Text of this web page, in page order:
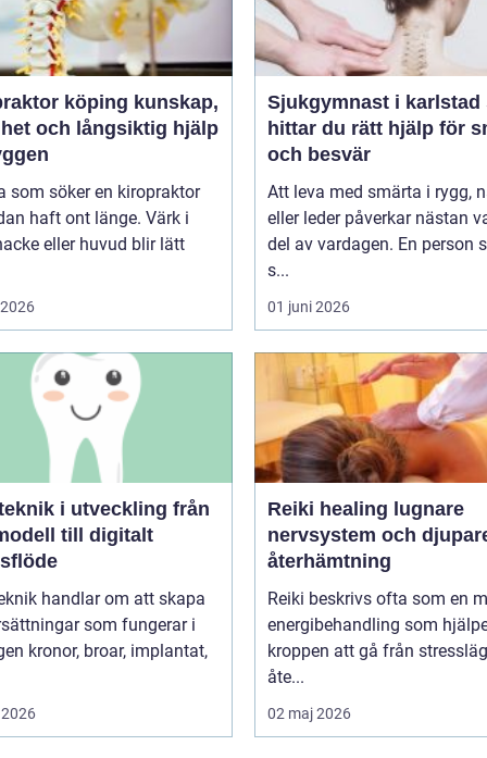
köping kunskap,
och långsiktig hjälp
som söker en kiropraktor
haft ont länge. Värk i
eller huvud blir lätt
Sjukgymnast i karlstad så
hittar du rätt hjälp för
och besvär
Att leva med smärta i rygg,
eller leder påverkar nästan
del av vardagen. En person
s...
01 juni 2026
i utveckling från
till digitalt
handlar om att skapa
som fungerar i
Reiki healing lugnare
nervsystem och
återhämtning
Reiki beskrivs ofta som en
energibehandling som
kroppen att gå från
åte...
02 maj 2026